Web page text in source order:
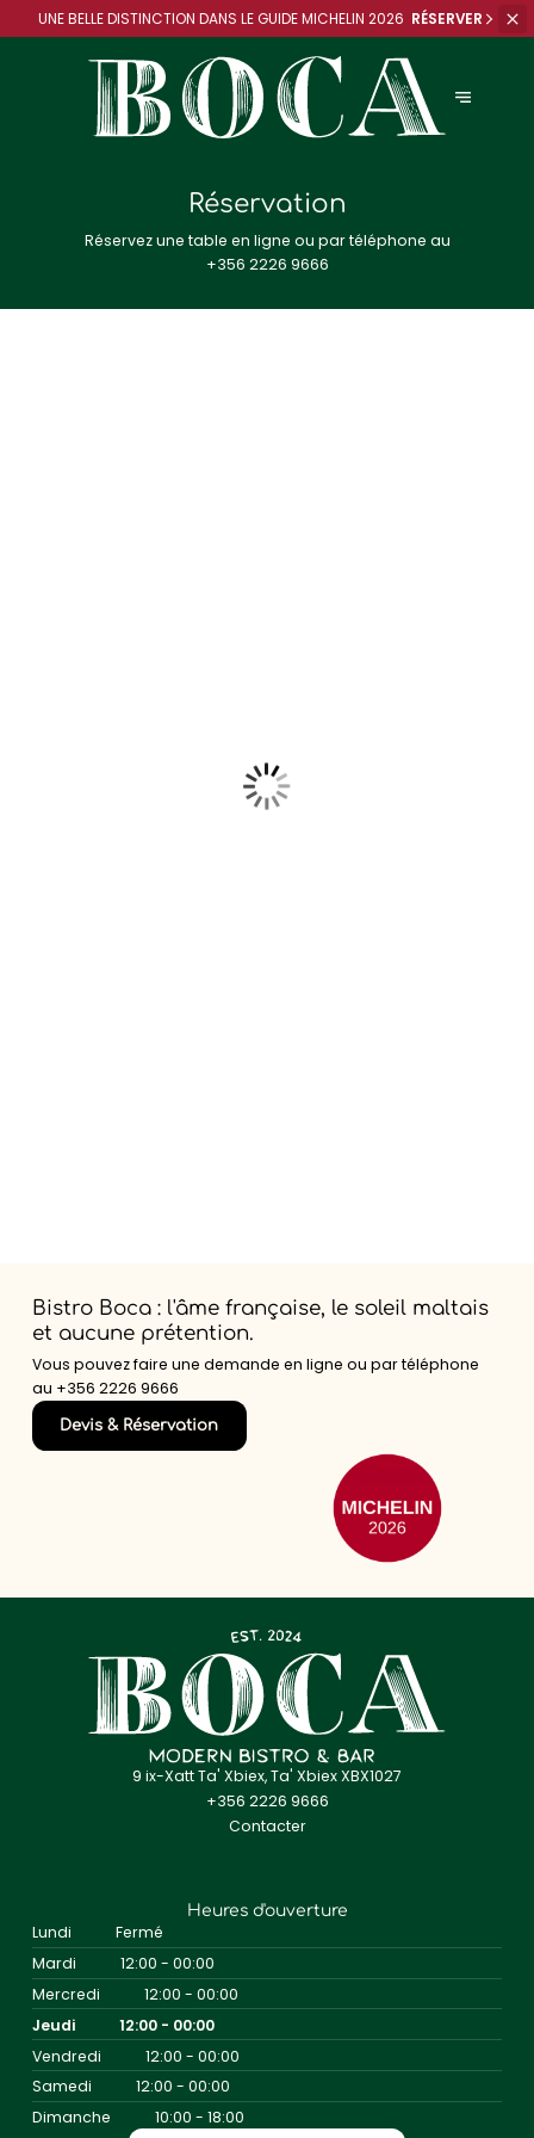
UNE BELLE DISTINCTION DANSLE GUIDE MICHELIN 2026 RÉSERVER
Réservation
Réservez une table en ligne ou par téléphone au
+356 2226 9666
Bistro Boca : l'âme française, le soleil maltais
et aucune prétention.
Vous pouvez faire une demande en ligne ou par téléphone
au +356 2226 9666
Devis & Réservation
9 ix-Xatt Ta' Xbiex, Ta' Xbiex XBX1027
+356 2226 9666
Contacter
Heures d'ouverture
Lundi
Fermé
Mardi
12:00 - 00:00
Mercredi
12:00 - 00:00
Jeudi
12:00 - 00:00
Vendredi
12:00 - 00:00
Samedi
12:00 - 00:00
Dimanche
10:00 - 18:00